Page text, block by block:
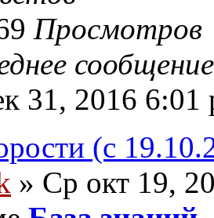
Просмотров
31, 2016 6:01
(с
» Ср окт 19,